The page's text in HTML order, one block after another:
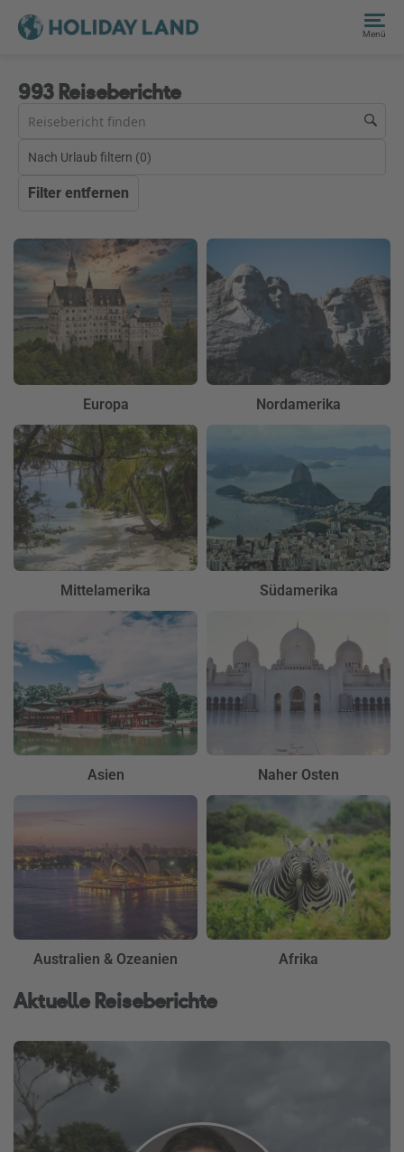
Menü
993 Reiseberichte
Nach Urlaub filtern (0)
Filter entfernen
Europa Nordamerika
Mittelamerika Südamerika
Asien Naher Osten
Australien & Ozeanien Afrika
Aktuelle Reiseberichte